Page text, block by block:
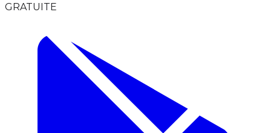
GRATUITE